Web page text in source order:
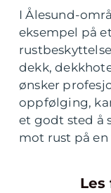
I Ålesund-
eksempel på
dekk,
ønsker
oppfølging,
et godt sted å
mot rust på